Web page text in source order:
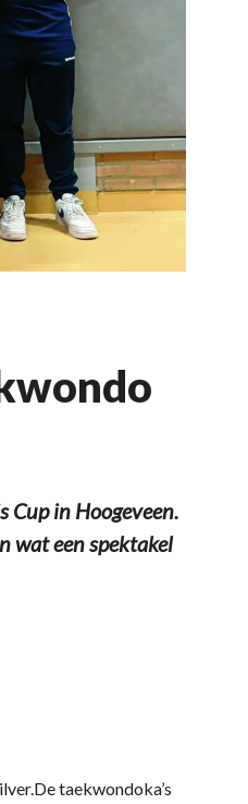
Cup in Hoogeveen.
wat een spektakel
taekwondoka’s